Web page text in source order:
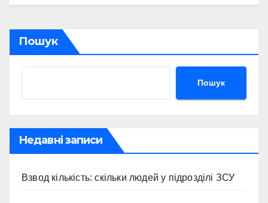
Пошук
Пошук
Недавні записи
Взвод кількість: скільки людей у підрозділі ЗСУ